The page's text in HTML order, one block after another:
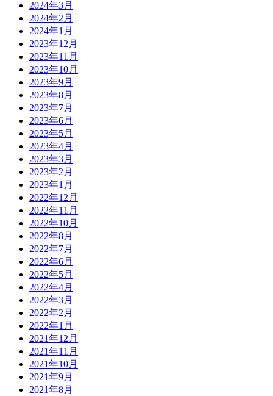
2024年3月
2024年2月
2024年1月
2023年12月
2023年11月
2023年10月
2023年9月
2023年8月
2023年7月
2023年6月
2023年5月
2023年4月
2023年3月
2023年2月
2023年1月
2022年12月
2022年11月
2022年10月
2022年8月
2022年7月
2022年6月
2022年5月
2022年4月
2022年3月
2022年2月
2022年1月
2021年12月
2021年11月
2021年10月
2021年9月
2021年8月